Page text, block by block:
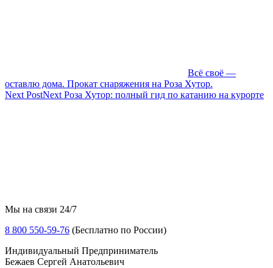
Всё своё —
оставлю дома. Прокат снаряжения на Роза Хутор.
Next PostNext Роза Хутор: полный гид по катанию на курорте
Мы на связи 24/7
8 800 550-59-76 (Бесплатно по России)
Индивидуальный Предприниматель
Бежаев Сергей Анатольевич